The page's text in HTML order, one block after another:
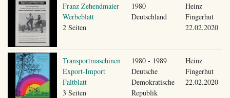
Franz Zehendmaier
Werbeblatt
2 Seiten
1980
Deutschland
Heinz
Fingerhut
22.02.2020
Transportmaschinen
Export-Import
Faltblatt
3 Seiten
1980 - 1989
Deutsche
Demokratische
Republik
Heinz
Fingerhut
22.02.2020